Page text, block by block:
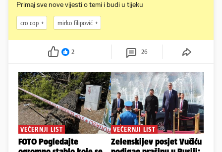
Primaj sve nove vijesti o temi i budi u tijeku
cro cop mirko filipović
2 26